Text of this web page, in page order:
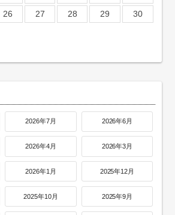
26 27 28 29
30
2026年7月 2026年6月
2026年4月 2026年3月
2026年1月 2025年12月
2025年10月 2025年9月